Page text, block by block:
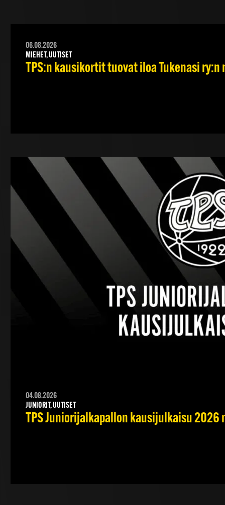
06.08.2026
MIEHET, UUTISET
TPS:n kausikortit tuovat iloa Tukenasi
04.08.2026
JUNIORIT, UUTISET
TPS Juniorijalkapallon kausijulkaisu 2026